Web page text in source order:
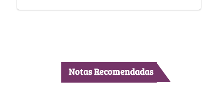
Notas Recomendadas